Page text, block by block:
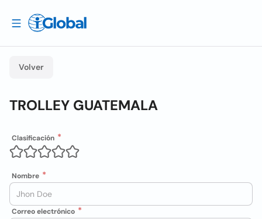
Volver
TROLLEY GUATEMALA
Clasificación
Nombre
Correo electrónico